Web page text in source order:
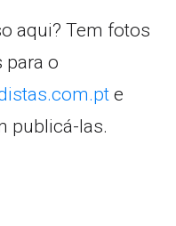
aqui? Tem fotos
para o
e
publicá-las.